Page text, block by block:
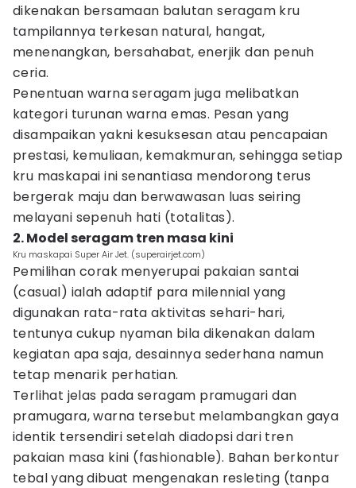
dikenakan bersamaan balutan seragam kru
tampilannya terkesan natural, hangat,
menenangkan, bersahabat, enerjik dan penuh
ceria.
Penentuan warna seragam juga melibatkan
kategori turunan warna emas. Pesan yang
disampaikan yakni kesuksesan atau pencapaian
prestasi, kemuliaan, kemakmuran, sehingga setiap
kru maskapai ini senantiasa mendorong terus
bergerak maju dan berwawasan luas seiring
melayani sepenuh hati (totalitas).
2. Model seragam tren masa kini
Kru maskapai Super Air Jet. (superairjet.com)
Pemilihan corak menyerupai pakaian santai
(casual) ialah adaptif para milennial yang
digunakan rata-rata aktivitas sehari-hari,
tentunya cukup nyaman bila dikenakan dalam
kegiatan apa saja, desainnya sederhana namun
tetap menarik perhatian.
Terlihat jelas pada seragam pramugari dan
pramugara, warna tersebut melambangkan gaya
identik tersendiri setelah diadopsi dari tren
pakaian masa kini (fashionable). Bahan berkontur
tebal yang dibuat mengenakan resleting (tanpa